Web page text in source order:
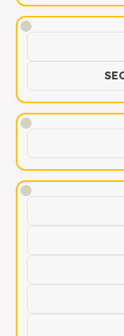
!
!
!